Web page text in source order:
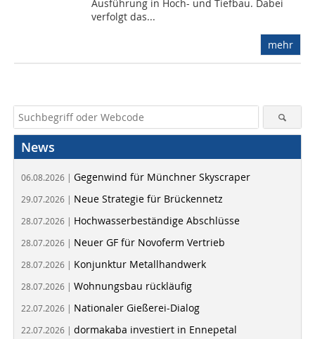
Ausführung in Hoch- und Tiefbau. Dabei
verfolgt das...
mehr
News
06.08.2026 | Gegenwind für Münchner Skyscraper
29.07.2026 | Neue Strategie für Brückennetz
28.07.2026 | Hochwasserbeständige Abschlüsse
28.07.2026 | Neuer GF für Novoferm Vertrieb
28.07.2026 | Konjunktur Metallhandwerk
28.07.2026 | Wohnungsbau rückläufig
22.07.2026 | Nationaler Gießerei-Dialog
22.07.2026 | dormakaba investiert in Ennepetal